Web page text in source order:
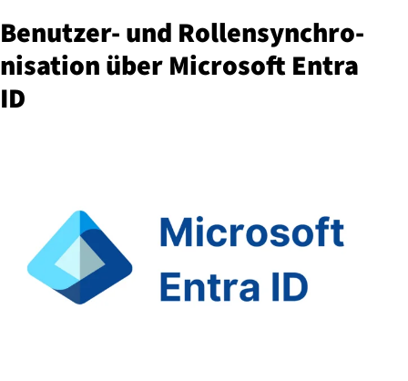
Benutzer- und Rol­len­syn­chro­
ni­sa­ti­on über Microsoft Entra
ID